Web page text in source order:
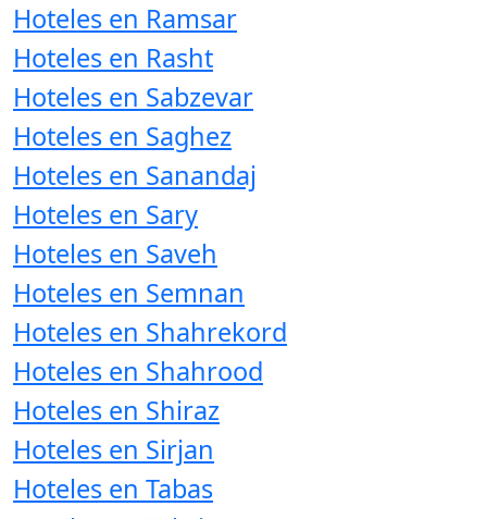
Hoteles en Ramsar
Hoteles en Rasht
Hoteles en Sabzevar
Hoteles en Saghez
Hoteles en Sanandaj
Hoteles en Sary
Hoteles en Saveh
Hoteles en Semnan
Hoteles en Shahrekord
Hoteles en Shahrood
Hoteles en Shiraz
Hoteles en Sirjan
Hoteles en Tabas